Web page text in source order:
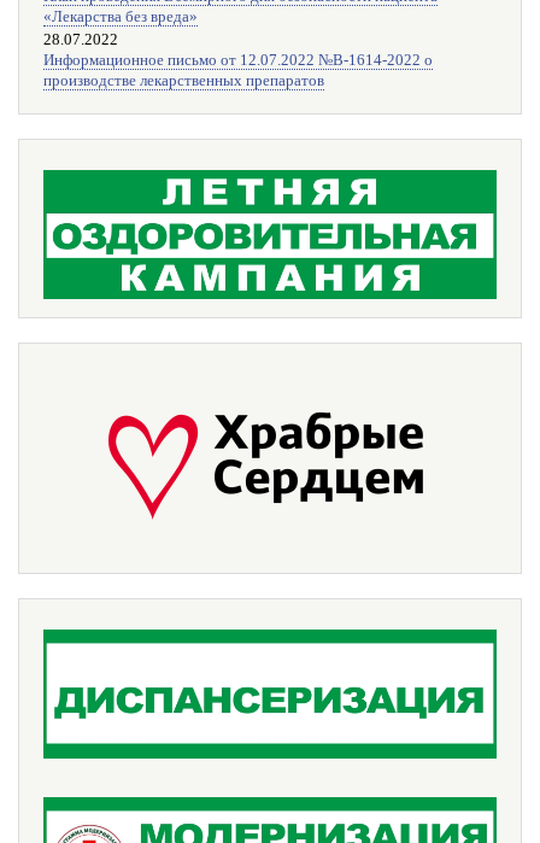
«Лекарства без вреда»
28.07.2022
Информационное письмо от 12.07.2022 №В-1614-2022 о
производстве лекарственных препаратов